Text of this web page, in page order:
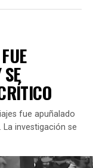
fue apuñalado
investigación se